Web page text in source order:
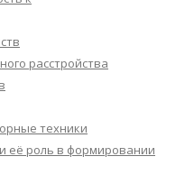
расстройства
техники
её роль в формировании